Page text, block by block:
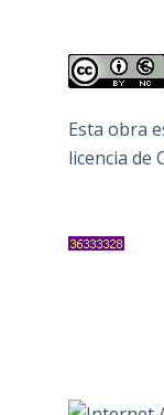
Esta obra
licencia de